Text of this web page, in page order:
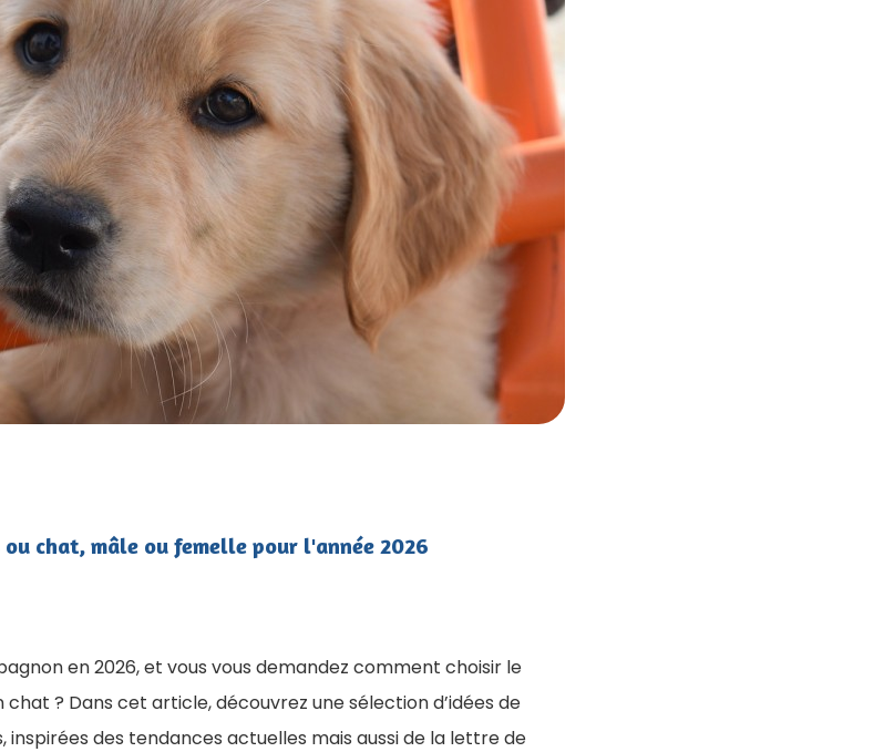
ou chat, mâle ou femelle pour l'année 2026
en 2026, et vous vous demandez comment choisir le
? Dans cet article, découvrez une sélection d’idées de
des tendances actuelles mais aussi de la lettre de